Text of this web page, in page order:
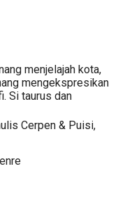
menjelajah kota,
mengekspresikan
Si taurus dan
Cerpen & Puisi,